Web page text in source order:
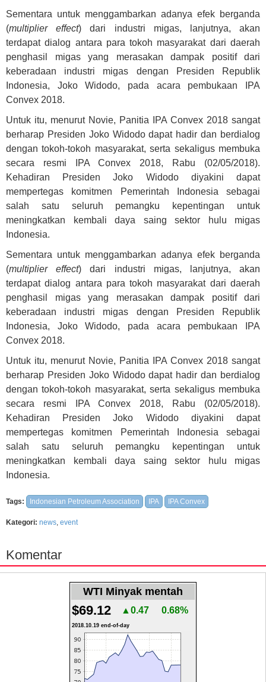
Sementara untuk menggambarkan adanya efek berganda
(multiplier effect) dari industri migas, lanjutnya, akan
terdapat dialog antara para tokoh masyarakat dari daerah
penghasil migas yang merasakan dampak positif dari
keberadaan industri migas dengan Presiden Republik
Indonesia, Joko Widodo, pada acara pembukaan IPA
Convex 2018.
Untuk itu, menurut Novie, Panitia IPA Convex 2018 sangat
berharap Presiden Joko Widodo dapat hadir dan berdialog
dengan tokoh-tokoh masyarakat, serta sekaligus membuka
secara resmi IPA Convex 2018, Rabu (02/05/2018).
Kehadiran Presiden Joko Widodo diyakini dapat
mempertegas komitmen Pemerintah Indonesia sebagai
salah satu seluruh pemangku kepentingan untuk
meningkatkan kembali daya saing sektor hulu migas
Indonesia.
Sementara untuk menggambarkan adanya efek berganda
(multiplier effect) dari industri migas, lanjutnya, akan
terdapat dialog antara para tokoh masyarakat dari daerah
penghasil migas yang merasakan dampak positif dari
keberadaan industri migas dengan Presiden Republik
Indonesia, Joko Widodo, pada acara pembukaan IPA
Convex 2018.
Untuk itu, menurut Novie, Panitia IPA Convex 2018 sangat
berharap Presiden Joko Widodo dapat hadir dan berdialog
dengan tokoh-tokoh masyarakat, serta sekaligus membuka
secara resmi IPA Convex 2018, Rabu (02/05/2018).
Kehadiran Presiden Joko Widodo diyakini dapat
mempertegas komitmen Pemerintah Indonesia sebagai
salah satu seluruh pemangku kepentingan untuk
meningkatkan kembali daya saing sektor hulu migas
Indonesia.
Tags: Indonesian Petroleum Association IPA IPA Convex
Kategori: news, event
Komentar
WTI Minyak mentah
$69.12 ▲0.47 0.68%
2018.10.19 end-of-day